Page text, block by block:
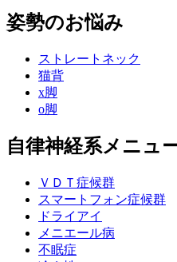
姿勢のお悩み
ストレートネック
猫背
x脚
o脚
自律神経系メニュ
ＶＤＴ症候群
スマートフォン症候群
ドライアイ
メニエール病
不眠症